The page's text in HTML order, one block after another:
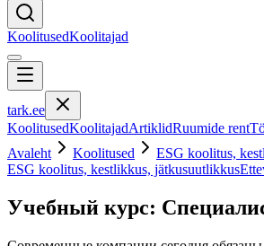
KoolitusedKoolitajad
tark.ee
KoolitusedKoolitajadArtiklidRuumide rent
Avaleht
Koolitused ESG koolitus,
ESG koolitus, kestlikkus, jätkusuutlikkus
Учебный курс: